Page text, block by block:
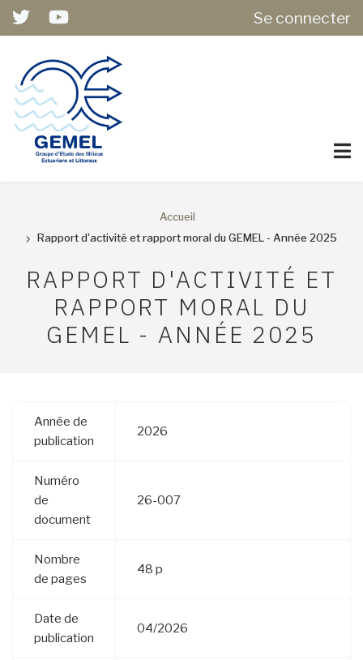
Aller
principal
ACCOUNTSe connecter
FIL
D'ARIANE
Accueil
Rapport d'activité et rapport moral du GEMEL - Année 2025
RAPPORT D'ACTIVITÉ ET
RAPPORT MORAL DU
GEMEL - ANNÉE 2025
Année de
publication
2026
Numéro
de
document
26-007
Nombre
de pages
48 p
Date de
publication
04/2026